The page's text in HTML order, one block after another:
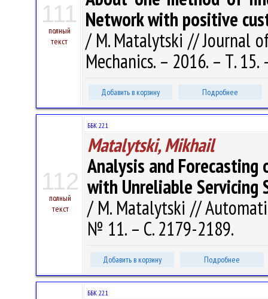
111
полный
текст
Network with positive
/ M. Matalytski // Journal
Mechanics. – 2016. – Т.
Добавить в корзину Подробнее
112
полный
текст
ББК 22.1
Matalytski, Mikhail
Analysis and Forecasting
with Unreliable Servicing
/ M. Matalytski //
№ 11. – С. 2179-2189.
Добавить в корзину Подробнее
ББК 22.1